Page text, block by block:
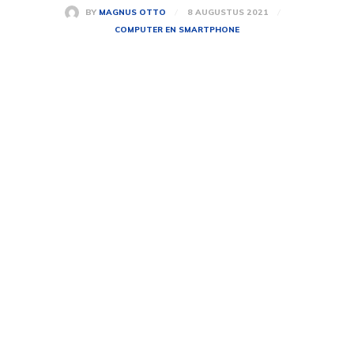
BY MAGNUS OTTO
8 AUGUSTUS 2021
COMPUTER EN SMARTPHONE